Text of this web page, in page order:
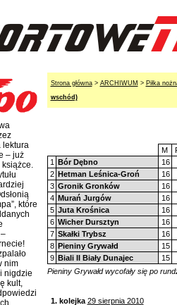
lektura
– już
które
nim
nigdzie
kult,
Strona główna> ARCHIWUM > Piłka
wschód)
M
1 Bór Dębno 16
2 Hetman Leśnica-Groń 16
3 Gronik Gronków 16
4 Murań Jurgów 16
5 Juta Krośnica 16
6 Wicher Dursztyn 16
7 Skałki Trybsz 16
8 Pieniny Grywałd 15
9 Biali II Biały Dunajec 15
Pieniny Grywałd wycofały się po
1. kolejka 29 sierpnia 2010